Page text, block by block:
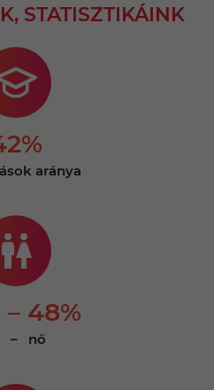
STATISZTIKÁINK
aránya
– 48%
– nő